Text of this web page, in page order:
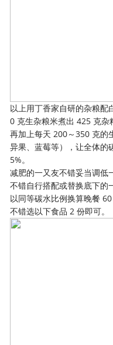
以上用丁香家自研的杂粮
0 克生杂粮米煮出 425 克杂
再加上每天 200～350 克的
异果、蓝莓等），让全体的
5%。
减肥的一又友不错妥当调低
不错自行搭配或替换底下的
以同等碳水比例换算晚餐
不错选以下食品 2 份即可。